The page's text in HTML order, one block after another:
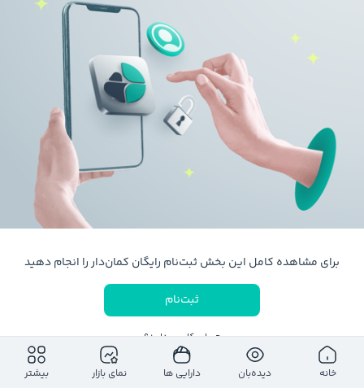
برای مشاهده کامل این بخش ثبت‌نام رایگان کمان‌دار را انجام دهید
ثبت‌نام
حساب کاربری دارید؟
ورود به حساب کاربری
خانه دیده‌بان دارایی ها نمای بازار بیشتر